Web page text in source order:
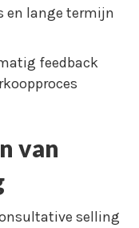
en lange termijn
feedback
van
selling